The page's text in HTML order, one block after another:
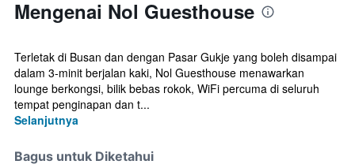
Mengenai Nol Guesthouse
Terletak di Busan dan dengan Pasar Gukje yang boleh disampai
dalam 3-minit berjalan kaki, Nol Guesthouse menawarkan
lounge berkongsi, bilik bebas rokok, WiFi percuma di seluruh
tempat penginapan dan t...
Selanjutnya
Bagus untuk Diketahui